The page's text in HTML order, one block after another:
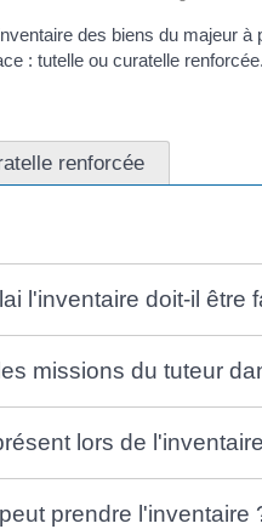
des biens du majeur
: tutelle ou curatelle renforcée.
renforcée
l'inventaire doit-il être
missions du tuteur
lors de
prendre l'inventaire